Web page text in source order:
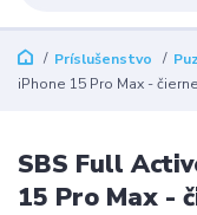
Príslušenstvo
iPhone 15 Pro Max - čierne
SBS Full
15 Pro Max -